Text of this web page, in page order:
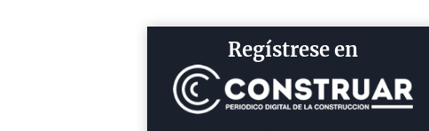
Regístrese en